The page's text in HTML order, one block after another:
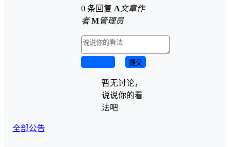
0 条回复 A 文章作
者 M管理员
提交
暂无讨论，
说说你的看
法吧
全部公告